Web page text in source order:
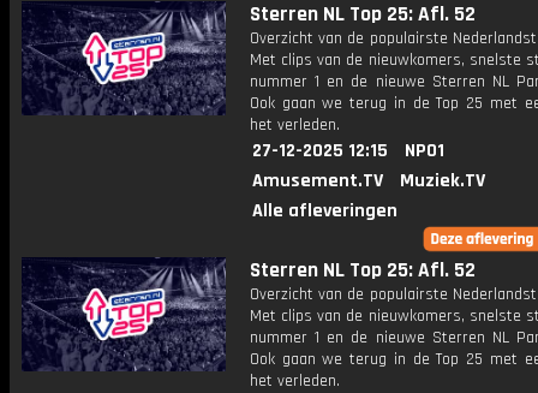
Sterren NL Top 25: Afl. 52
Overzicht van de populairste
Met clips van de nieuwkomers, snelste
nummer 1 en de nieuwe Sterren NL
Ook gaan we terug in de Top 25 met
het verleden.
27-12-2025 12:15
NPO1
Amusement.TV
Muziek.TV
Alle afleveringen
Sterren NL Top 25: Afl. 52
Overzicht van de populairste
Met clips van de nieuwkomers, snelste
nummer 1 en de nieuwe Sterren NL
Ook gaan we terug in de Top 25 met
het verleden.